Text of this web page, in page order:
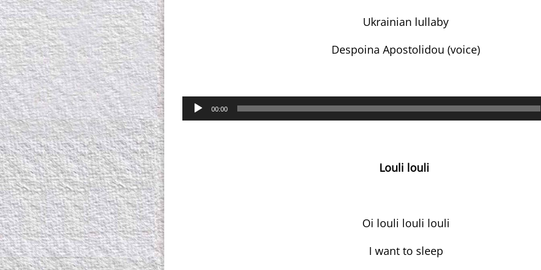
Ukrainian lullaby
Despoina Apostolidou (voice)
Аудио
00:00
Louli louli
Oi louli louli louli
I want to sleep